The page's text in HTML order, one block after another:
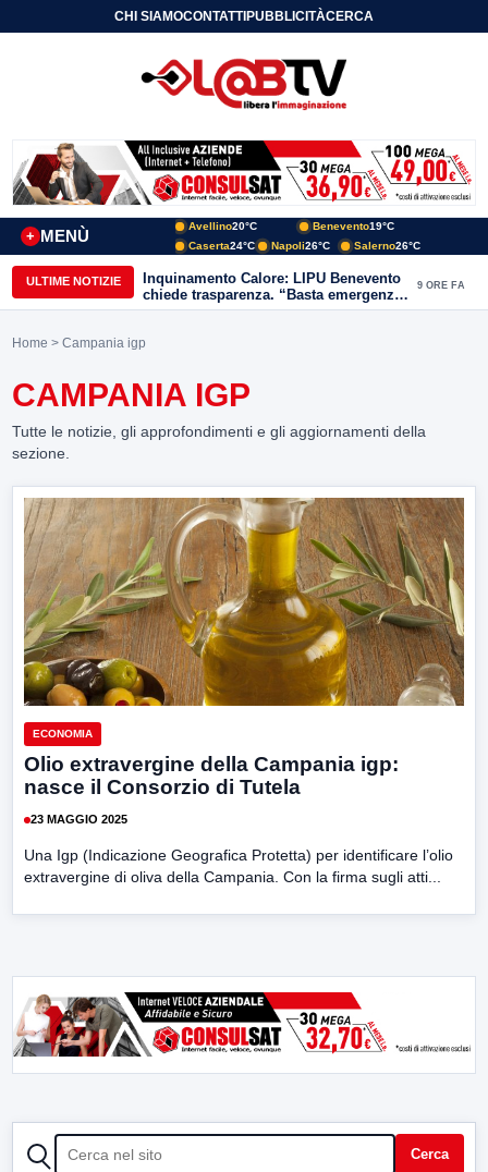
CHI SIAMOCONTATTIPUBBLICITÀCERCA
MENÙ
+
Avellino20°C Benevento19°C
Caserta24°C Napoli26°C Salerno26°C
ULTIME NOTIZIE
Inquinamento Calore: LIPU Benevento
chiede trasparenza. “Basta emergenze:
non possiamo continuare a trattare i
canali di scarico
9 ORE FA
Home > Campania igp
CAMPANIA IGP
Tutte le notizie, gli approfondimenti e gli aggiornamenti della
sezione.
ECONOMIA
Olio extravergine della Campania igp:
nasce il Consorzio di Tutela
23 MAGGIO 2025
Una Igp (Indicazione Geografica Protetta) per identificare l’olio
extravergine di oliva della Campania. Con la firma sugli atti...
CERCA Cerca